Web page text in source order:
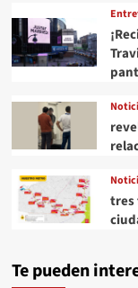
tres
Te pueden